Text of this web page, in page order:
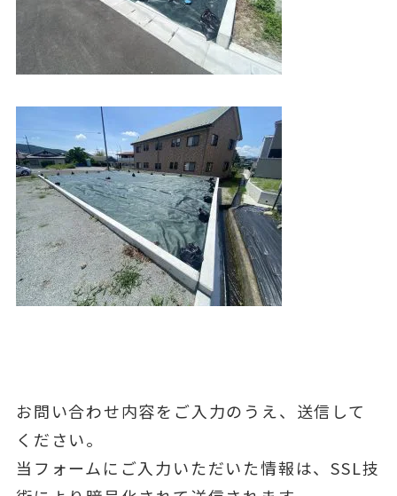
お問い合わせ内容をご入力のうえ、送信して
ください。
当フォームにご入力いただいた情報は、SSL技